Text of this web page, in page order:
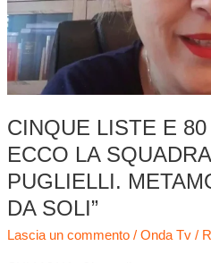
CINQUE LISTE E
ECCO LA
PUGLIELLI.
DA SOLI”
Lascia un commento / Onda Tv/
la
squadra
della
Puglielli.
“avanti
da
soli”